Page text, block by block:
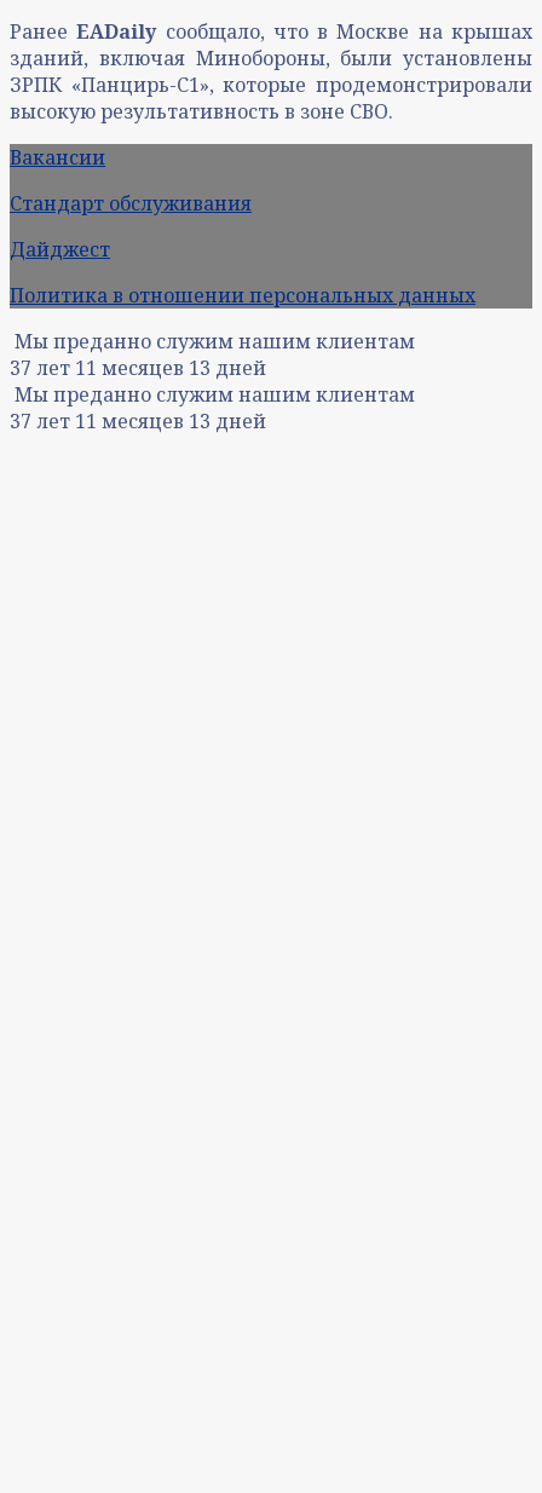
РанееEADailyсообщало, что в Москве на крышах
зданий, включая Минобороны, были установлены
ЗРПК «Панцирь-С1», которые продемонстрировали
высокую результативность в зоне СВО.
Вакансии
Стандарт обслуживания
Дайджест
Политика в отношении персональных данных
Мы преданно служим нашим клиентам
37 лет 11 месяцев 13 дней
Мы преданно служим нашим клиентам
37 лет 11 месяцев 13 дней